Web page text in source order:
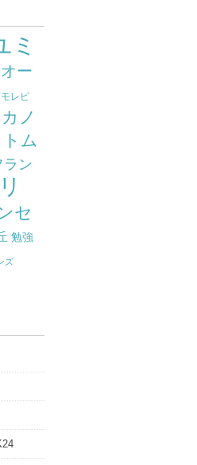
ミ
オー
レビ
ノ
トム
ラン
リ
セ
勉強
ズ